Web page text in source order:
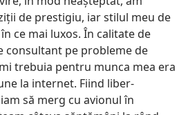
de prestigiu, iar stilul meu de
ce mai luxos. În calitate de
consultant pe probleme de
trebuia pentru munca mea era
la internet. Fiind liber-
să merg cu avionul în